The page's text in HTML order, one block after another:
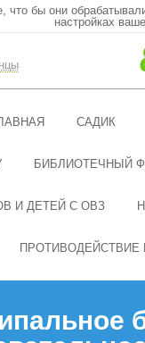
что бы они
настройках
САДИК
БИБЛИОТЕЧНЫЙ
И ДЕТЕЙ С ОВЗ
ПРОТИВОДЕЙСТВИЕ